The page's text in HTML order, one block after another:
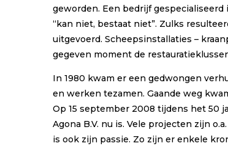
geworden. Een bedrijf
“kan niet, bestaat niet”. Zulks
uitgevoerd. Scheepsinstallaties –
gegeven moment de
In 1980 kwam er een gedwongen
en werken tezamen. Gaande weg
Op 15 september 2008 tijdens het 50
Agona B.V. nu is. Vele projecten zijn
is ook zijn passie. Zo zijn er enkele